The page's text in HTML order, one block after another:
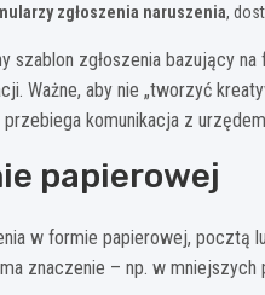
zgłoszenia naruszenia,
zgłoszenia bazujący na
Ważne, aby nie „tworzyć
komunikacja z
papierowej
w formie papierowej, pocztą
znaczenie – np. w